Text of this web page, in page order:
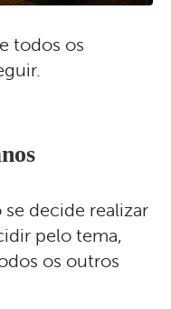
todos os
decide realizar
pelo tema,
os outros